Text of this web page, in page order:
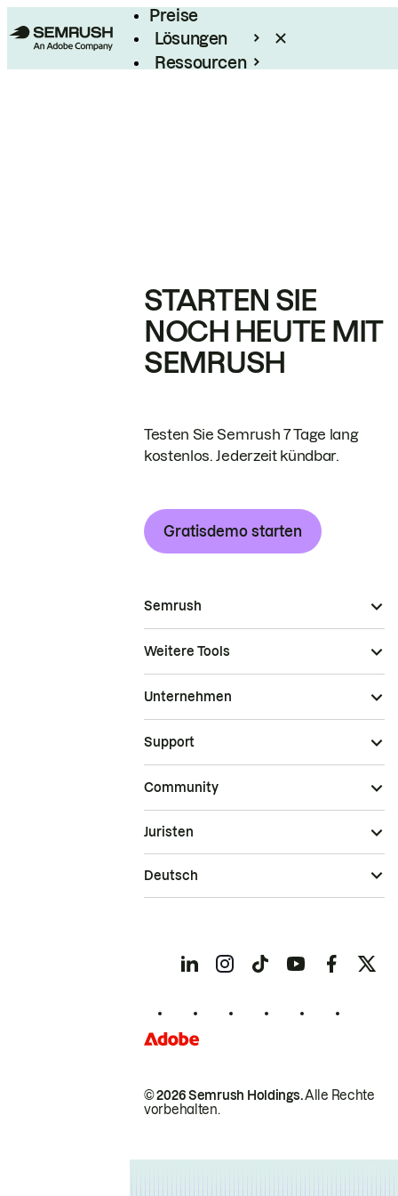
Preise
Lösungen
Ressourcen
STARTEN SIE
NOCH HEUTE MIT
SEMRUSH
Testen Sie Semrush 7 Tage lang
kostenlos. Jederzeit kündbar.
Gratisdemo starten
Semrush
Weitere Tools
Unternehmen
Support
Community
© 2026 Semrush Holdings.Alle Rechte
vorbehalten.
Juristen
Deutsch